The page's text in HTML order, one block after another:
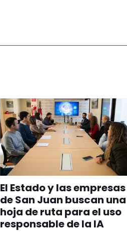
El Estado y las empresas
de San Juan buscan una
hoja de ruta para el uso
responsable de la IA